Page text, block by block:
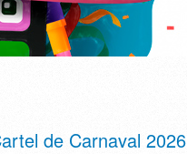
de Carnaval 2026